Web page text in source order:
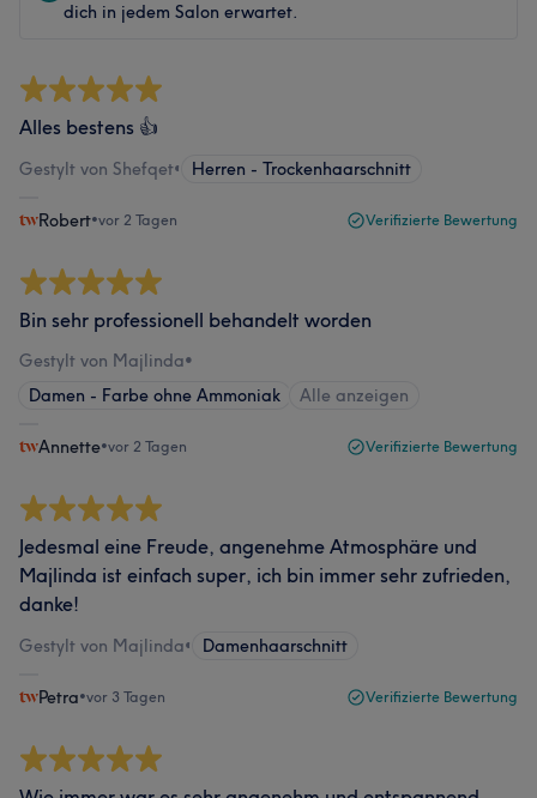
dich in jedem Salon erwartet.
Alles bestens 👍
Gestylt von Shefqet• Herren - Trockenhaarschnitt
Robert•vor 2 Tagen Verifizierte Bewertung
Bin sehr professionell behandelt worden
Gestylt von Majlinda•
Damen - Farbe ohne Ammoniak
Alle anzeigen
Annette•vor 2 Tagen Verifizierte Bewertung
Jedesmal eine Freude, angenehme Atmosphäre und
Majlinda ist einfach super, ich bin immer sehr zufrieden,
danke!
Gestylt von Majlinda• Damenhaarschnitt
Petra•vor 3 Tagen Verifizierte Bewertung